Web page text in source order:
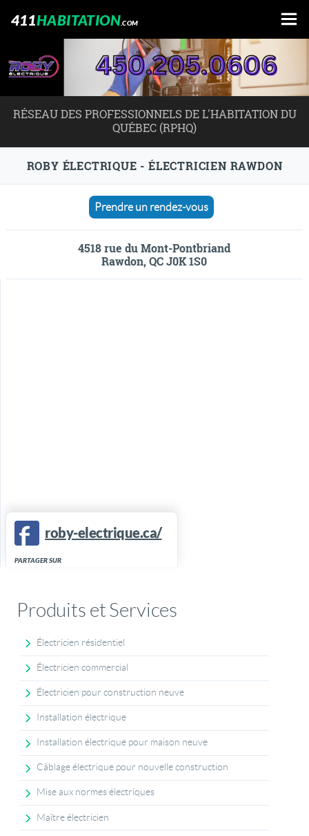
411HABITATION.COM
RÉSEAU DES PROFESSIONNELS DE L'HABITATION DU
QUÉBEC (RPHQ)
ROBY ÉLECTRIQUE - ÉLECTRICIEN RAWDON
Prendre un rendez-vous
4518 rue du Mont-Pontbriand
Rawdon, QC J0K 1S0
roby-electrique.ca/
PARTAGER SUR
Produits et Services
Électricien résidentiel
Électricien commercial
Électricien pour construction neuve
Installation électrique
Installation électrique pour maison neuve
Câblage électrique pour nouvelle construction
Mise aux normes électriques
Maître électricien